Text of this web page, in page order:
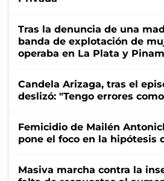
Tras la denuncia de una
banda de explotación de
operaba en La Plata y
Candela Arizaga, tras el
deslizó: "Tengo errores
Femicidio de Mailén
pone el foco en la hipótesis
Masiva marcha contra la